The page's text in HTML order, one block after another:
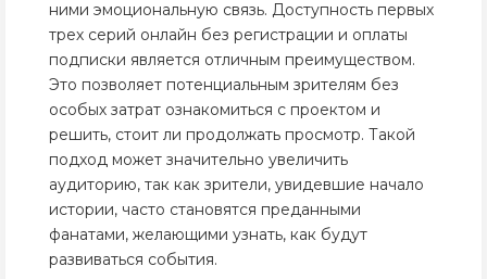
ними эмоциональную связь. Доступность первых
трех серий онлайн без регистрации и оплаты
подписки является отличным преимуществом.
Это позволяет потенциальным зрителям без
особых затрат ознакомиться с проектом и
решить, стоит ли продолжать просмотр. Такой
подход может значительно увеличить
аудиторию, так как зрители, увидевшие начало
истории, часто становятся преданными
фанатами, желающими узнать, как будут
развиваться события.